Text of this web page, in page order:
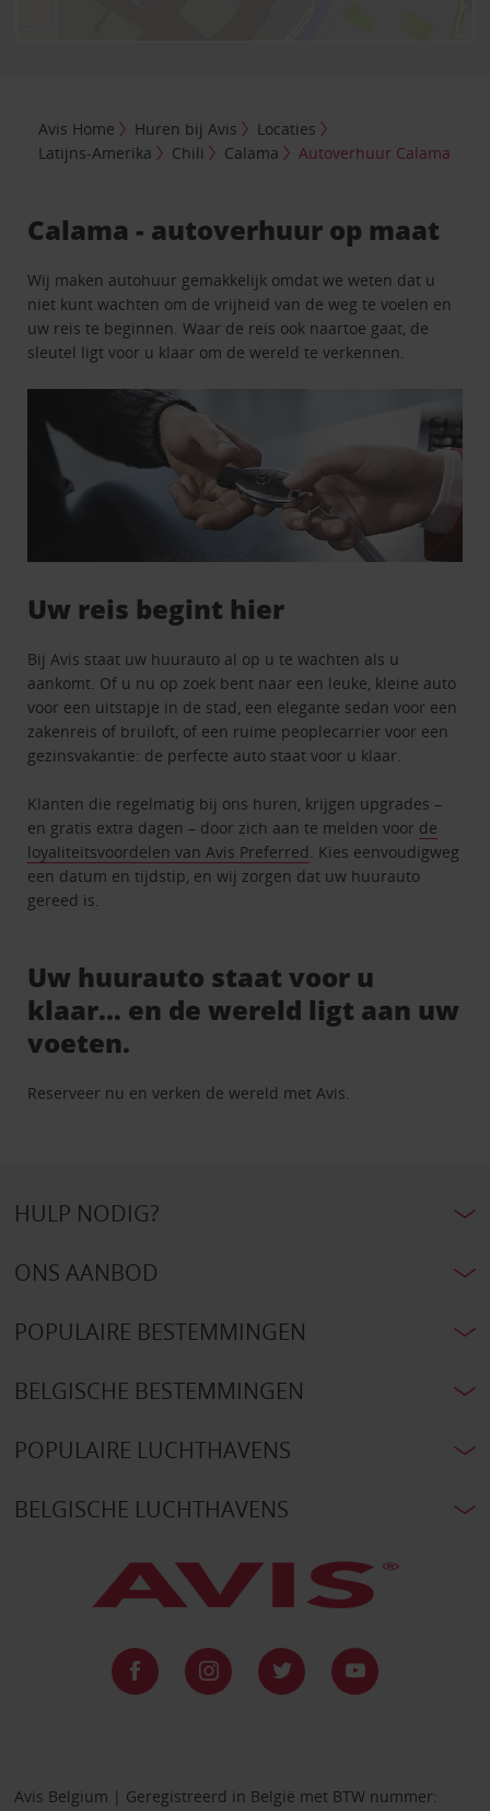
Avis Home Huren bij Avis
Locaties
Latijns-Amerika
Chili Calama Autoverhuur Calama
Calama - autoverhuur op maat
Wij maken autohuur gemakkelijk omdat we weten dat u
niet kunt wachten om de vrijheid van de weg te voelen en
uw reis te beginnen. Waar de reis ook naartoe gaat, de
sleutel ligt voor u klaar om de wereld te verkennen.
Uw reis begint hier
Bij Avis staat uw huurauto al op u te wachten als u
aankomt. Of u nu op zoek bent naar een leuke, kleine auto
voor een uitstapje in de stad, een elegante sedan voor een
zakenreis of bruiloft, of een ruime peoplecarrier voor een
gezinsvakantie: de perfecte auto staat voor u klaar.
Klanten die regelmatig bij ons huren, krijgen upgrades –
en gratis extra dagen – door zich aan te melden voor de
loyaliteitsvoordelen van Avis Preferred. Kies eenvoudigweg
een datum en tijdstip, en wij zorgen dat uw huurauto
gereed is.
Uw huurauto staat voor u
klaar… en de wereld ligt aan uw
voeten.
Reserveer nu en verken de wereld met Avis.
HULP NODIG?
ONS AANBOD
POPULAIRE BESTEMMINGEN
BELGISCHE BESTEMMINGEN
POPULAIRE LUCHTHAVENS
BELGISCHE LUCHTHAVENS
Avis Belgium | Geregistreerd in België met BTW nummer: